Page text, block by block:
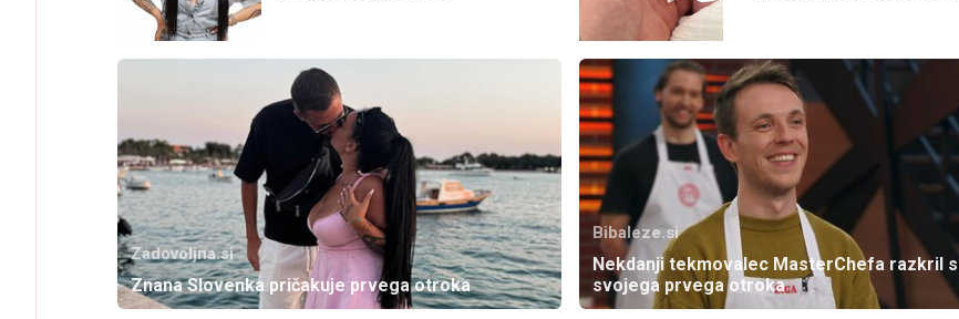
Zadovoljna.si
Znana Slovenka pričakuje prvega otroka
Bibaleze.si
Nekdanji tekmovalec MasterChefa razkril
svojega prvega otroka